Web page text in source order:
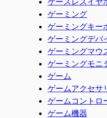
ゲーミング
ゲーミングキー
ゲーミングデバ
ゲーミングマウ
ゲーミングモニ
ゲーム
ゲームアクセサ
ゲームコントロ
ゲーム機器